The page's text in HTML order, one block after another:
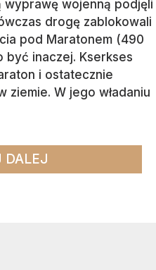
wyprawę wojenną podjęli
drogę zablokowali
pod Maratonem (490
być inaczej. Kserkses
i ostatecznie
W jego władaniu
DALEJ